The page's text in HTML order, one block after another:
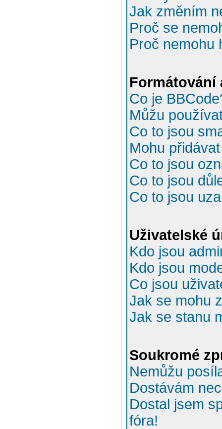
Jak změním
Proč se
Proč nemohu
Formátování
Co je
Můžu
Co to jsou
Mohu
Co to jsou
Co to jsou
Co to jsou
Uživatelské
Kdo jsou
Kdo jsou
Co jsou
Jak se mohu
Jak se stanu
Soukromé
Nemůžu
Dostávám
Dostal jsem
fóra!